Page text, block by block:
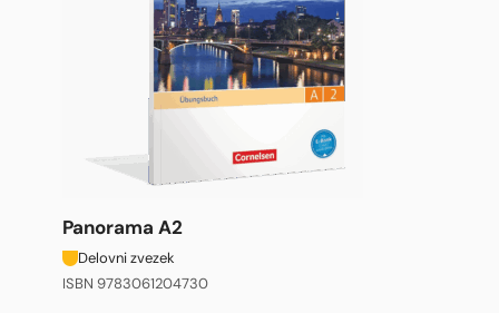
Panorama A2
Delovni zvezek
ISBN 9783061204730